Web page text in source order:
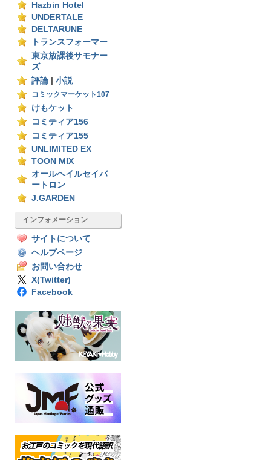
Hazbin Hotel
UNDERTALE
DELTARUNE
トランスフォーマー
東京放課後サモナー
ズ
評論
小説
コミックマーケット107
けもケット
コミティア156
コミティア155
UNLIMITED EX
TOON MIX
オールヘイルセイバ
ートロン
J.GARDEN
インフォメーション
サイトについて
ヘルプページ
お問い合わせ
X(Twitter)
Facebook